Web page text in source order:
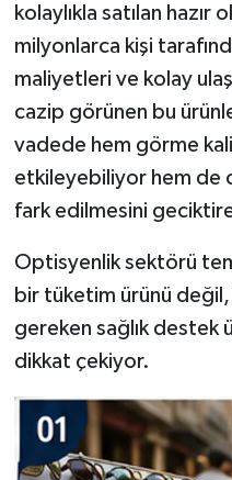
kolaylıkla satılan hazır
milyonlarca kişi
maliyetleri ve kolay
cazip görünen bu
vadede hem görme
etkileyebiliyor hem de
fark edilmesini
Optisyenlik sektörü
bir tüketim ürünü değil,
gereken sağlık destek
dikkat çekiyor.